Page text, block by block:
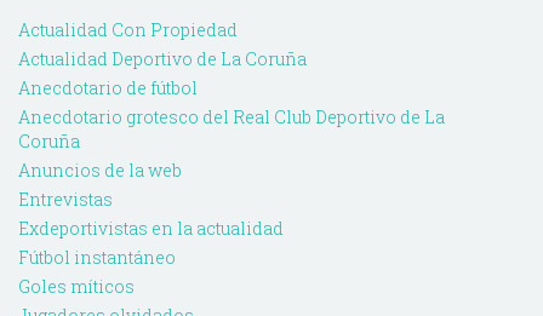
Actualidad Con Propiedad
Actualidad Deportivo de La Coruña
Anecdotario de fútbol
Anecdotario grotesco del Real Club Deportivo de La
Coruña
Anuncios de la web
Entrevistas
Exdeportivistas en la actualidad
Fútbol instantáneo
Goles míticos